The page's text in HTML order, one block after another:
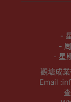
-
-
- 星
觀塘成
Email